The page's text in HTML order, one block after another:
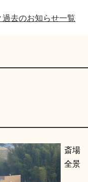
去のお知らせ一覧
斎場
全景